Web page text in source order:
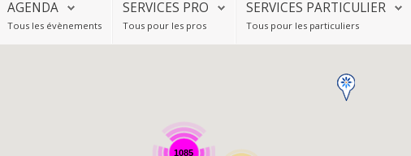
AGENDA
Tous les évènements
SERVICES PRO
Tous pour les pros
SERVICES PARTICULIER
Tous pour les particuliers
1085